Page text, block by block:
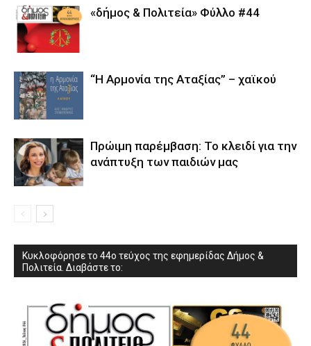
«δήμος & Πολιτεία» Φύλλο #44
“Η Αρμονία της Αταξίας” – χαϊκού
Πρώιμη παρέμβαση: Το κλειδί για την
ανάπτυξη των παιδιών µας
Κυκλοφόρησε το 44ο τεύχος της εφημερίδας Δήμος &
Πολιτεία. Διαβάστε το: